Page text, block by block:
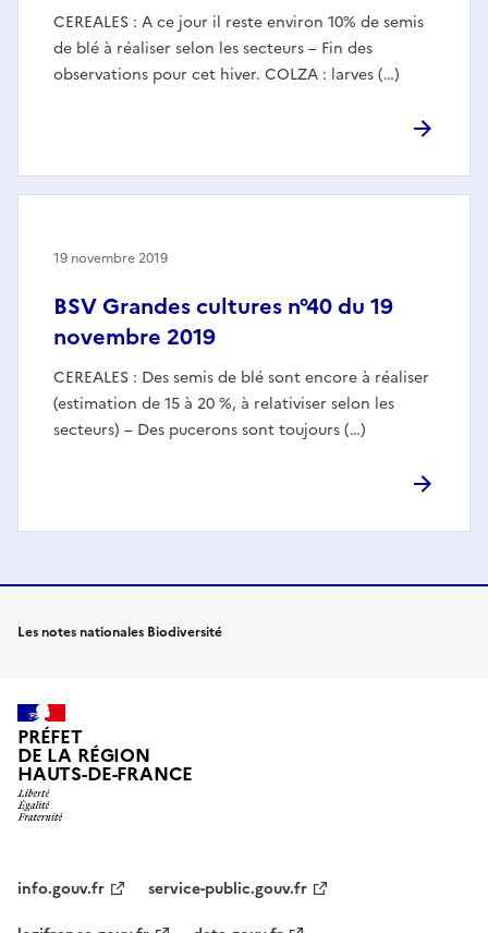
CEREALES : A ce jour il reste environ 10% de semis
de blé à réaliser selon les secteurs – Fin des
observations pour cet hiver. COLZA : larves (…)
BSV Grandes cultures n°40 du 19
novembre 2019
CEREALES : Des semis de blé sont encore à réaliser
(estimation de 15 à 20 %, à relativiser selon les
secteurs) – Des pucerons sont toujours (…)
19 novembre 2019
Les notes nationales Biodiversité
PRÉFET
DE LA RÉGION
HAUTS-DE-FRANCE
info.gouv.fr
service-public.gouv.fr